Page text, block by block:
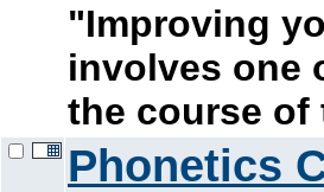
"Improving
involves one
the course of
Phonetics